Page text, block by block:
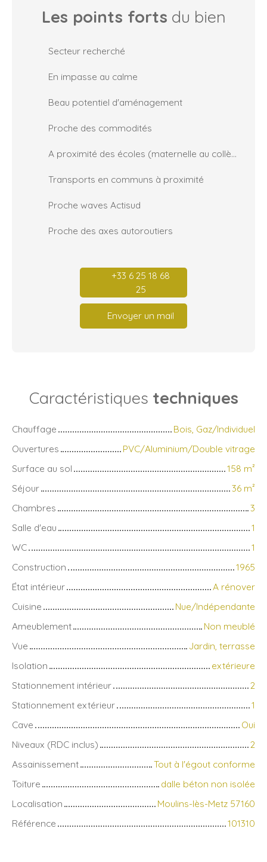
Les points forts du bien
Secteur recherché
En impasse au calme
Beau potentiel d'aménagement
Proche des commodités
A proximité des écoles (maternelle au collège)
Transports en communs à proximité
Proche waves Actisud
Proche des axes autoroutiers
+33 6 25 18 68
25
Envoyer un mail
Caractéristiques techniques
Chauffage
Bois, Gaz/Individuel
Ouvertures
PVC/Aluminium/Double vitrage
Surface au sol
158 m²
Séjour
36 m²
Chambres
3
Salle d'eau
1
WC
1
Construction
1965
État intérieur
A rénover
Cuisine
Nue/Indépendante
Ameublement
Non meublé
Vue
Jardin, terrasse
Isolation
extérieure
Stationnement intérieur
2
Stationnement extérieur
1
Cave
Oui
Niveaux (RDC inclus)
2
Assainissement
Tout à l'égout conforme
Toiture
dalle béton non isolée
Localisation
Moulins-lès-Metz 57160
Référence
101310